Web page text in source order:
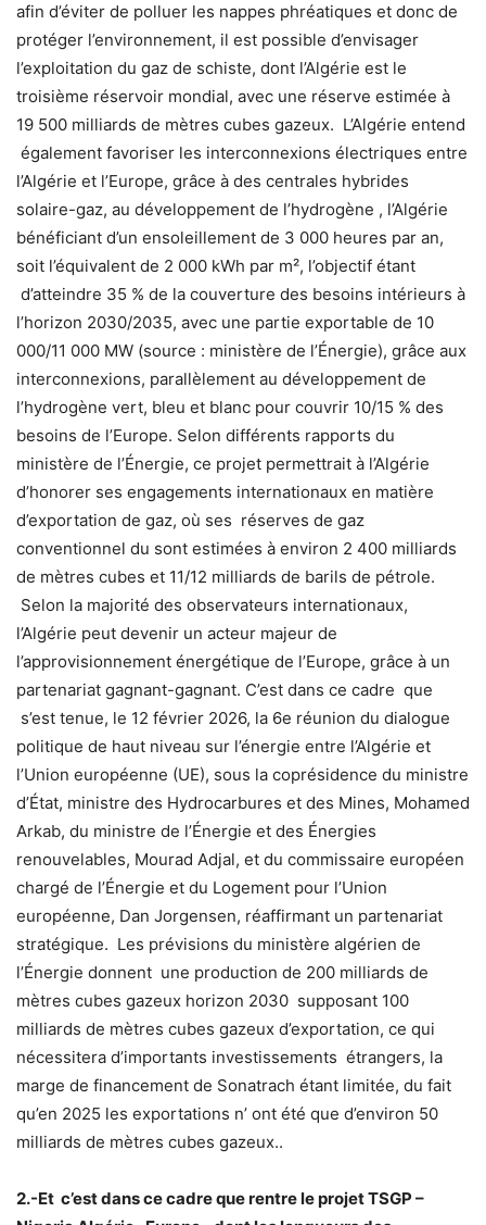
afin d’éviter de polluer les nappes phréatiques et donc de
protéger l’environnement, il est possible d’envisager
l’exploitation du gaz de schiste, dont l’Algérie est le
troisième réservoir mondial, avec une réserve estimée à
19 500 milliards de mètres cubes gazeux. L’Algérie entend
également favoriser les interconnexions électriques entre
l’Algérie et l’Europe, grâce à des centrales hybrides
solaire-gaz, au développement de l’hydrogène , l’Algérie
bénéficiant d’un ensoleillement de 3 000 heures par an,
soit l’équivalent de 2 000 kWh par m², l’objectif étant
d’atteindre 35 % de la couverture des besoins intérieurs à
l’horizon 2030/2035, avec une partie exportable de 10
000/11 000 MW (source : ministère de l’Énergie), grâce aux
interconnexions, parallèlement au développement de
l’hydrogène vert, bleu et blanc pour couvrir 10/15 % des
besoins de l’Europe. Selon différents rapports du
ministère de l’Énergie, ce projet permettrait à l’Algérie
d’honorer ses engagements internationaux en matière
d’exportation de gaz, où ses réserves de gaz
conventionnel du sont estimées à environ 2 400 milliards
de mètres cubes et 11/12 milliards de barils de pétrole.
Selon la majorité des observateurs internationaux,
l’Algérie peut devenir un acteur majeur de
l’approvisionnement énergétique de l’Europe, grâce à un
partenariat gagnant-gagnant. C’est dans ce cadre que
s’est tenue, le 12 février 2026, la 6e réunion du dialogue
politique de haut niveau sur l’énergie entre l’Algérie et
l’Union européenne (UE), sous la coprésidence du ministre
d’État, ministre des Hydrocarbures et des Mines, Mohamed
Arkab, du ministre de l’Énergie et des Énergies
renouvelables, Mourad Adjal, et du commissaire européen
chargé de l’Énergie et du Logement pour l’Union
européenne, Dan Jorgensen, réaffirmant un partenariat
stratégique. Les prévisions du ministère algérien de
l’Énergie donnent une production de 200 milliards de
mètres cubes gazeux horizon 2030 supposant 100
milliards de mètres cubes gazeux d’exportation, ce qui
nécessitera d’importants investissements étrangers, la
marge de financement de Sonatrach étant limitée, du fait
qu’en 2025 les exportations n’ ont été que d’environ 50
milliards de mètres cubes gazeux..
2.-Et c’est dans ce cadre que rentre le projet TSGP –